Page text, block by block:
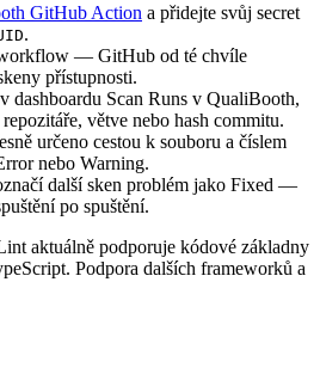
GitHub Action a přidejte svůj secret
.
— GitHub od té chvíle
přístupnosti.
dashboardu Scan Runs v QualiBooth,
větve nebo hash commitu.
určeno cestou k souboru a číslem
nebo Warning.
další sken problém jako Fixed —
po spuštění.
aktuálně podporuje kódové základny
Podpora dalších frameworků a